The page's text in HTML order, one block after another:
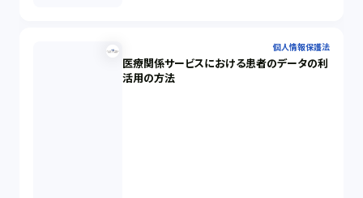
個人情報保護法
医療関係サービスにおける患者のデータの利
活用の方法